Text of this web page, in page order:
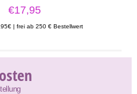
€17,95
| frei ab 250 € Bestellwert